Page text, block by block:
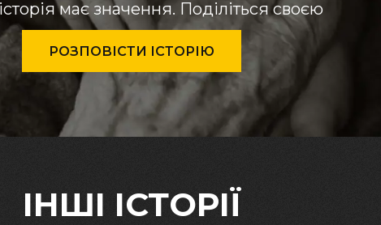
має значення. Поділіться своєю
РОЗПОВІСТИ ІСТОРІЮ
ІНШІ ІСТОРІЇ